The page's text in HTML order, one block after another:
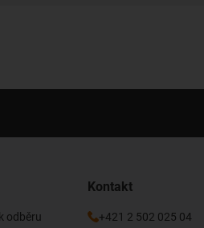
odběru
Kontakt
+421 2 502 025 04